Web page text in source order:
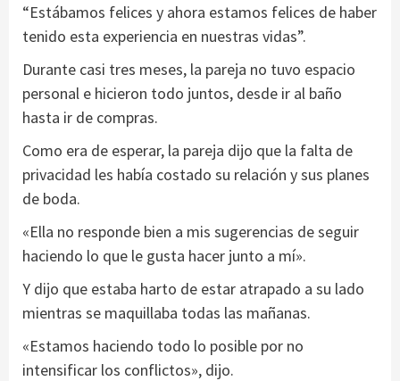
“Estábamos felices y ahora estamos felices de haber
tenido esta experiencia en nuestras vidas”.
Durante casi tres meses, la pareja no tuvo espacio
personal e hicieron todo juntos, desde ir al baño
hasta ir de compras.
Como era de esperar, la pareja dijo que la falta de
privacidad les había costado su relación y sus planes
de boda.
«Ella no responde bien a mis sugerencias de seguir
haciendo lo que le gusta hacer junto a mí».
Y dijo que estaba harto de estar atrapado a su lado
mientras se maquillaba todas las mañanas.
«Estamos haciendo todo lo posible por no
intensificar los conflictos», dijo.